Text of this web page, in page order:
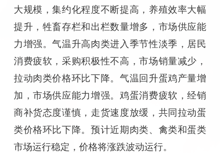
大规模，集约化程度不断提高，养殖效率大幅
提升，牲畜存栏和出栏数量增多，市场供应能
力增强。气温升高肉类进入季节性淡季，居民
消费疲软，采购积极性不高，市场销量减少，
拉动肉类价格环比下降。气温回升蛋鸡产量增
加，市场供应能力增强。鸡蛋消费疲软，经销
商补货态度谨慎，走货速度放缓，共同拉动蛋
类价格环比下降。预计近期肉类、禽类和蛋类
市场运行稳定，价格将涨跌波动运行。